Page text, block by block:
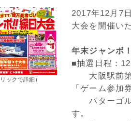
ックで詳細）
2017年12月7
大会を開催い
年末ジャンボ
■抽選日程：
大阪駅前第1
「ゲーム参加
パターゴル
す。